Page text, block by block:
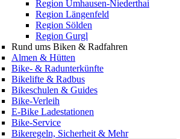
Region Umhausen-Niederthai
Region Längenfeld
Region Sölden
Region Gurgl
Rund ums Biken & Radfahren
Almen & Hütten
Bike- & Radunterkünfte
Bikelifte & Radbus
Bikeschulen & Guides
Bike-Verleih
E-Bike Ladestationen
Bike-Service
Bikeregeln, Sicherheit & Mehr